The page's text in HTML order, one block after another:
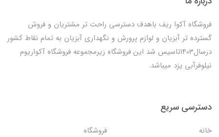
فروشگاه آکوا ریف باهدف دسترسی راحت تر مشتریان و فروش
گسترده تر آبزیان و لوازم پرورش و نگهداری آبزیان به تمام نقاط کشور
درسال1403تاسیس شد این فروشگاه زیرمجموعه فروشگاه آکواریوم
نیلوفرآبی یزد میباشد.
دسترسی سریع
خانه
فروشگاه